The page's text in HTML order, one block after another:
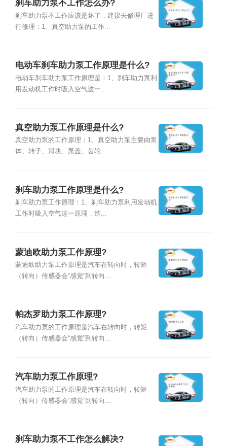
刹车助力泵不工作怎么办?
刹车助力泵不工作应该是坏了，建议去修理厂进
行修理：1、真空助力泵的工作...
电动车刹车助力泵工作原理是什么?
电动车刹车助力泵工作原理是：1、刹车助力泵利
用发动机工作时吸入空气这一...
真空助力泵工作原理是什么?
真空助力泵的工作原理：1、真空助力泵主要由泵
体、转子、滑块、泵盖、齿轮...
刹车助力泵工作原理是什么?
刹车助力泵工作原理：1、刹车助力泵利用发动机
工作时吸入空气这一原理，造...
蒙迪欧助力泵工作原理?
蒙迪欧助力泵工作原理是汽车在转向时，转矩
（转向）传感器会“感觉”到转向...
帕杰罗助力泵工作原理?
汽车助力泵的工作原理是汽车在转向时，转矩
（转向）传感器会“感觉”到转向...
汽车助力泵工作原理?
汽车助力泵的工作原理是汽车在转向时，转矩
（转向）传感器会“感觉”到转向...
刹车助力泵不工作怎么解决?